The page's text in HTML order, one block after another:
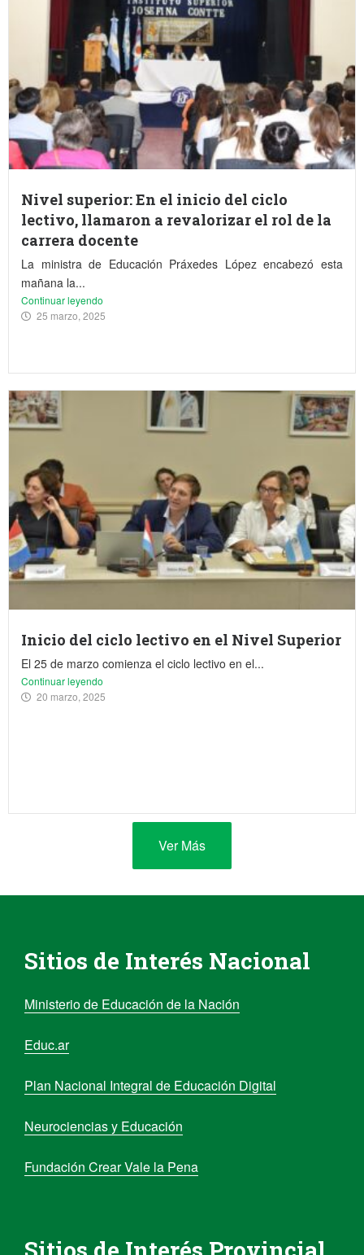
Nivel superior: En el inicio del ciclo
lectivo, llamaron a revalorizar el rol de la
carrera docente
La ministra de Educación Práxedes López encabezó esta
mañana la...
Continuar leyendo
25 marzo, 2025
Inicio del ciclo lectivo en el Nivel Superior
El 25 de marzo comienza el ciclo lectivo en el...
Continuar leyendo
20 marzo, 2025
Ver Más
Sitios de Interés Nacional
Ministerio de Educación de la Nación
Educ.ar
Plan Nacional Integral de Educación Digital
Neurociencias y Educación
Fundación Crear Vale la Pena